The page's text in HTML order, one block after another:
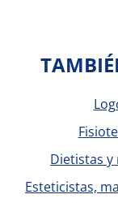
Dietistas y
Esteticistas,